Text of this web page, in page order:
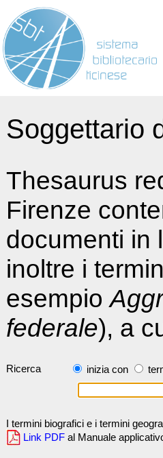
Soggettario
Thesaurus
Firenze
documenti in
inoltre i
esempio
federale), a
Ricerca inizia con
I termini biografici e i termini
Link PDF al Manuale